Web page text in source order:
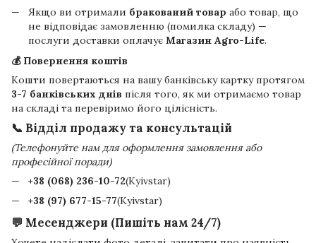
Якщо ви отримали бракований товар або товар, що
не відповідає замовленню (помилка складу) —
послуги доставки оплачує Магазин Agro-Life.
💰 Повернення коштів
Кошти повертаються на вашу банківську картку протягом
3-7 банківських днів після того, як ми отримаємо товар
на складі та перевіримо його цілісність.
📞 Відділ продажу та консультацій
(Телефонуйте нам для оформлення замовлення або
професійної поради)
+38 (068) 236-10-72(Kyivstar)
+38 (97) 677-15-77(Kyivstar)
💬 Месенджери (Пишіть нам 24/7)